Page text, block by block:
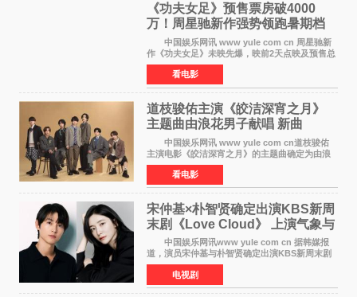
《功夫女足》预售票房破4000
万！周星驰新作强势领跑暑期档
中国娱乐网讯 www yule com cn 周星驰新
作《功夫女足》未映先爆，映前2天点映及预售总
票房已突破4000万大关，成为暑期档最受期待的
电影之一。这部融合功夫元素与足球题材的喜剧
电影，将于7月
看电影
道枝骏佑主演《皎洁深宵之月》
主题曲由浪花男子献唱 新曲
《Moonlit》预告公开
中国娱乐网讯 www yule com cn道枝骏佑
主演电影《皎洁深宵之月》的主题曲确定为由浪
花男子演唱的新曲《Moonlit》。使用该乐曲的最
新预告片也已制作完成。 本片讲述的是市村
琥珀（道枝骏佑
看电影
宋仲基×朴智贤确定出演KBS新周
末剧《Love Cloud》 上演气象与
诅咒交织的奇幻爱情
中国娱乐网讯www yule com cn 据韩媒报
道，演员宋仲基与朴智贤确定出演KBS新周末剧
《Love Cloud》，分别担任男女主角。该剧预计
将于明年播出，引发观众期待。 《Love
Cloud》讲述了一位
电视剧